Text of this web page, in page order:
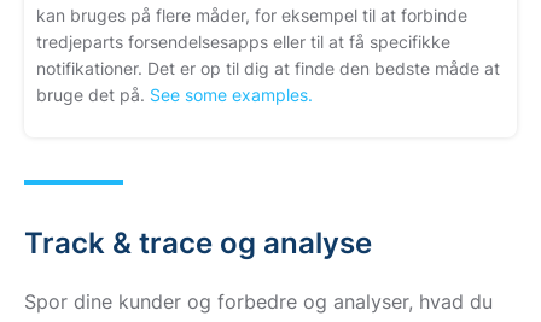
kan bruges på flere måder, for eksempel til at forbinde
tredjeparts forsendelsesapps eller til at få specifikke
notifikationer. Det er op til dig at finde den bedste måde at
bruge det på. See some examples.
Track & trace og analyse
Spor dine kunder og forbedre og analyser, hvad du